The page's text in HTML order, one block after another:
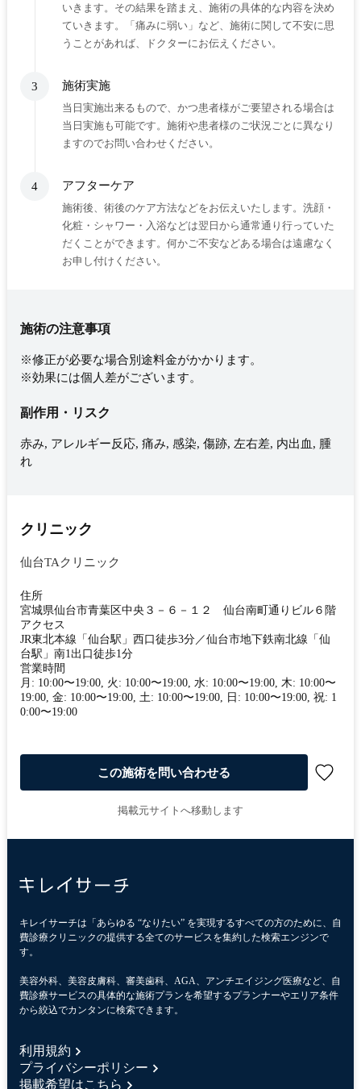
いきます。その結果を踏まえ、施術の具体的な内容を決め
ていきます。「痛みに弱い」など、施術に関して不安に思
うことがあれば、ドクターにお伝えください。
3 施術実施
当日実施出来るもので、かつ患者様がご要望される場合は
当日実施も可能です。施術や患者様のご状況ごとに異なり
ますのでお問い合わせください。
4 アフターケア
施術後、術後のケア方法などをお伝えいたします。洗顔・
化粧・シャワー・入浴などは翌日から通常通り行っていた
だくことができます。何かご不安などある場合は遠慮なく
お申し付けください。
施術の注意事項
※修正が必要な場合別途料金がかかります。
※効果には個人差がございます。
副作用・リスク
赤み, アレルギー反応, 痛み, 感染, 傷跡, 左右差, 内出血, 腫
れ
クリニック
仙台TAクリニック
住所
宮城県仙台市青葉区中央３－６－１２ 仙台南町通りビル６階
アクセス
JR東北本線「仙台駅」西口徒歩3分／仙台市地下鉄南北線「仙
台駅」南1出口徒歩1分
営業時間
月: 10:00〜19:00, 火: 10:00〜19:00, 水: 10:00〜19:00, 木: 10:00〜
19:00, 金: 10:00〜19:00, 土: 10:00〜19:00, 日: 10:00〜19:00, 祝: 1
0:00〜19:00
この施術を問い合わせる
掲載元サイトへ移動します
キレイサーチは「あらゆる “なりたい” を実現するすべての方のために、自
費診療クリニックの提供する全てのサービスを集約した検索エンジンで
す。
美容外科、美容皮膚科、審美歯科、AGA、アンチエイジング医療など、自
費診療サービスの具体的な施術プランを希望するプランナーやエリア条件
から絞込でカンタンに検索できます。
利用規約
プライバシーポリシー
掲載希望はこちら